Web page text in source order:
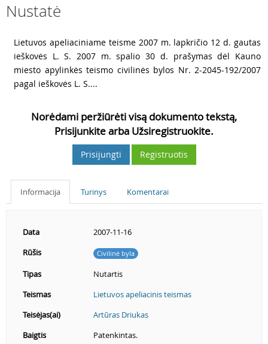
Nustatė
Lietuvos apeliaciniame teisme 2007 m. lapkričio 12 d. gautas
ieškovės L. S. 2007 m. spalio 30 d. prašymas dėl Kauno
miesto apylinkės teismo civilinės bylos Nr. 2-2045-192/2007
pagal ieškovės L. S....
Norėdami peržiūrėti visą dokumento tekstą,
Prisijunkite arba Užsiregistruokite.
Prisijungti Registruotis
Informacija Turinys Komentarai
Data
2007-11-16
Rūšis
Civilinė byla
Tipas
Nutartis
Teismas
Lietuvos apeliacinis teismas
Teisėjas(ai)
Artūras Driukas
Baigtis
Patenkintas.